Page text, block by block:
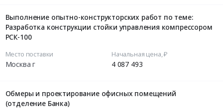
Выполнение опытно-конструкторских работ по теме:
Разработка конструкции стойки управления компрессором
РСК-100
Место поставки
Москва г
Начальная цена, ₽
4 087 493
Обмеры и проектирование офисных помещений
(отделение Банка)